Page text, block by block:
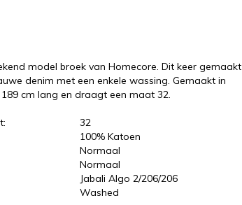
model broek van Homecore. Dit keer gemaakt
denim met een enkele wassing. Gemaakt in
cm lang en draagt een maat 32.
32
100% Katoen
Normaal
Normaal
Jabali Algo 2/206/206
Washed